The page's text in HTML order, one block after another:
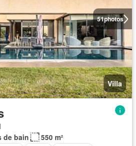
51photos
Villa
de bain
550 m²